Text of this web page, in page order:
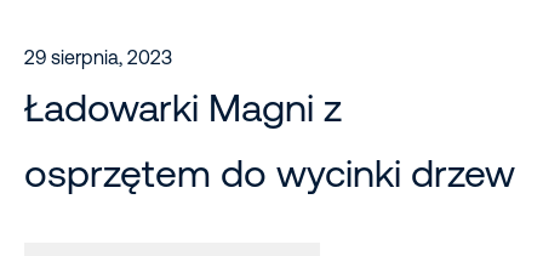
29 sierpnia, 2023
Ładowarki Magni z
osprzętem do wycinki drzew